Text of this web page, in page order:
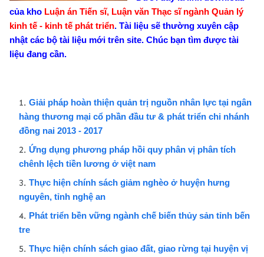
của kho Luận án Tiến sĩ, Luận văn Thạc sĩ ngành Quản lý
kinh tế - kinh tế phát triển. Tài liệu sẽ thường xuyên cập
nhật các bộ tài liệu mới trên site. Chúc bạn tìm được tài
liệu đang cần.
Giải pháp hoàn thiện quản trị nguồn nhân lực tại ngân
hàng thương mại cổ phần đầu tư & phát triển chi nhánh
đồng nai 2013 - 2017
Ứng dụng phương pháp hồi quy phân vị phân tích
chênh lệch tiền lương ở việt nam
Thực hiện chính sách giảm nghèo ở huyện hưng
nguyên, tỉnh nghệ an
Phát triển bền vững ngành chế biến thủy sản tỉnh bến
tre
Thực hiện chính sách giao đất, giao rừng tại huyện vị